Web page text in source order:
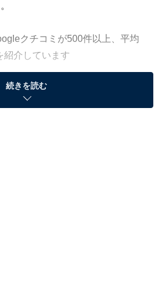
クチコミが500件以上、平均
紹介しています
執筆者： All About ニュース お買
続きを読む